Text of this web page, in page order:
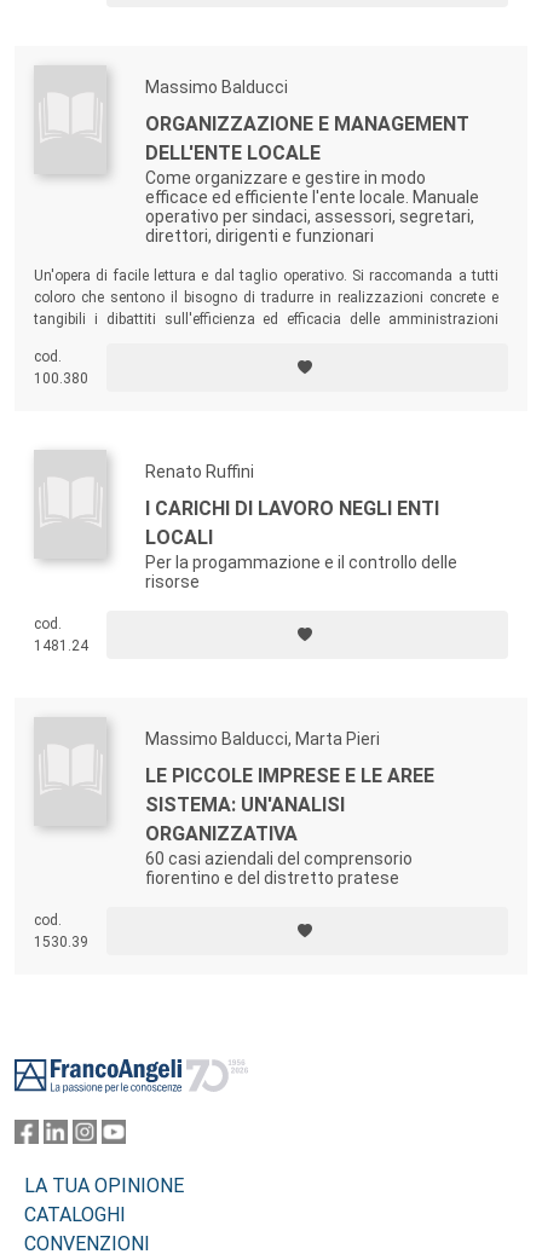
Massimo Balducci
ORGANIZZAZIONE E MANAGEMENT
DELL'ENTE LOCALE
Come organizzare e gestire in modo
efficace ed efficiente l'ente locale. Manuale
operativo per sindaci, assessori, segretari,
direttori, dirigenti e funzionari
Un'opera di facile lettura e dal taglio operativo. Si raccomanda a tutti
coloro che sentono il bisogno di tradurre in realizzazioni concrete e
tangibili i dibattiti sull'efficienza ed efficacia delle amministrazioni
cod.
100.380
Renato Ruffini
I CARICHI DI LAVORO NEGLI ENTI
LOCALI
Per la progammazione e il controllo delle
risorse
cod.
1481.24
Massimo Balducci, Marta Pieri
LE PICCOLE IMPRESE E LE AREE
SISTEMA: UN'ANALISI
ORGANIZZATIVA
60 casi aziendali del comprensorio
fiorentino e del distretto pratese
cod.
1530.39
LA TUA OPINIONE
CATALOGHI
CONVENZIONI